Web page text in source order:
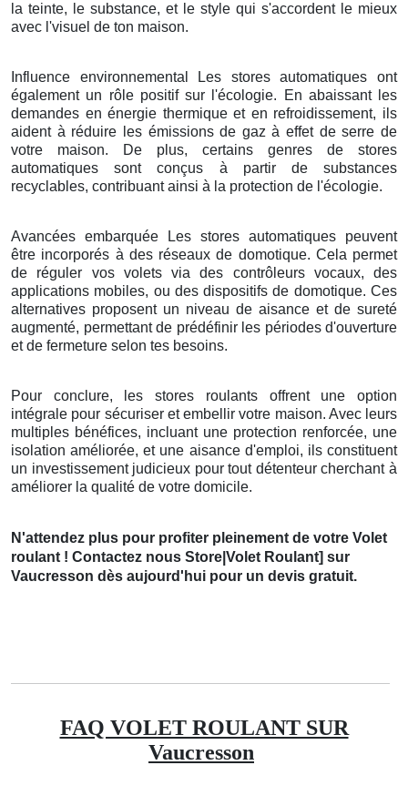
la teinte, le substance, et le style qui s'accordent le mieux
avec l'visuel de ton maison.
Influence environnemental Les stores automatiques ont
également un rôle positif sur l'écologie. En abaissant les
demandes en énergie thermique et en refroidissement, ils
aident à réduire les émissions de gaz à effet de serre de
votre maison. De plus, certains genres de stores
automatiques sont conçus à partir de substances
recyclables, contribuant ainsi à la protection de l'écologie.
Avancées embarquée Les stores automatiques peuvent
être incorporés à des réseaux de domotique. Cela permet
de réguler vos volets via des contrôleurs vocaux, des
applications mobiles, ou des dispositifs de domotique. Ces
alternatives proposent un niveau de aisance et de sureté
augmenté, permettant de prédéfinir les périodes d'ouverture
et de fermeture selon tes besoins.
Pour conclure, les stores roulants offrent une option
intégrale pour sécuriser et embellir votre maison. Avec leurs
multiples bénéfices, incluant une protection renforcée, une
isolation améliorée, et une aisance d'emploi, ils constituent
un investissement judicieux pour tout détenteur cherchant à
améliorer la qualité de votre domicile.
N'attendez plus pour profiter pleinement de votre Volet
roulant ! Contactez nous Store|Volet Roulant] sur
Vaucresson dès aujourd'hui pour un devis gratuit.
FAQ VOLET ROULANT SUR
Vaucresson